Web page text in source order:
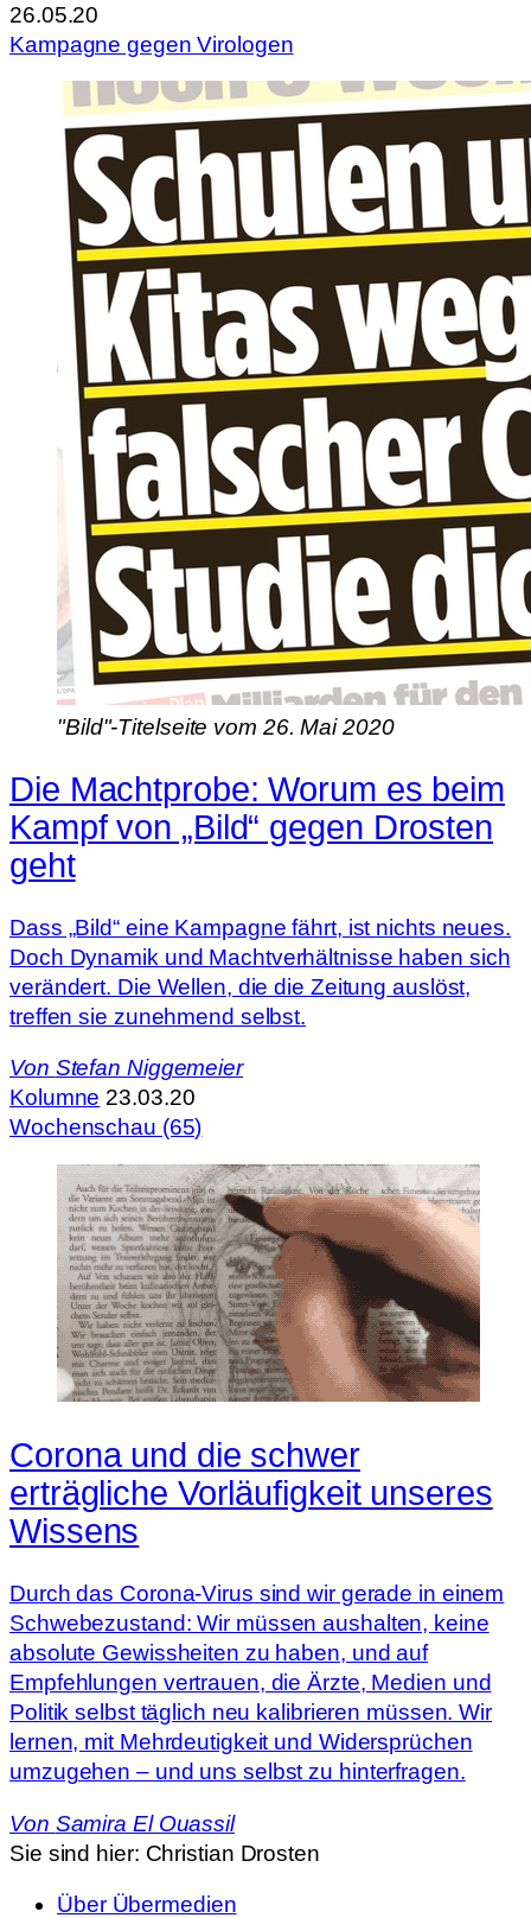
26.05.20
Kampagne gegen Virologen
"Bild"-Titelseite vom 26. Mai 2020
Die Machtprobe: Worum es beim
Kampf von „Bild“ gegen Drosten
geht
Dass „Bild“ eine Kampagne fährt, ist nichts neues.
Doch Dynamik und Machtverhältnisse haben sich
verändert. Die Wellen, die die Zeitung auslöst,
treffen sie zunehmend selbst.
Von Stefan Niggemeier
Kolumne 23.03.20
Wochenschau (65)
Corona und die schwer
erträgliche Vorläufigkeit unseres
Wissens
Durch das Corona-Virus sind wir gerade in einem
Schwebezustand: Wir müssen aushalten, keine
absolute Gewissheiten zu haben, und auf
Empfehlungen vertrauen, die Ärzte, Medien und
Politik selbst täglich neu kalibrieren müssen. Wir
lernen, mit Mehrdeutigkeit und Widersprüchen
umzugehen – und uns selbst zu hinterfragen.
Von Samira El Ouassil
Sie sind hier: Christian Drosten
Über Übermedien